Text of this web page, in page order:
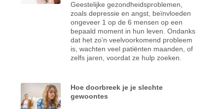
Geestelijke gezondheidsproblemen,
zoals depressie en angst, beïnvloeden
ongeveer 1 op de 6 mensen op een
bepaald moment in hun leven. Ondanks
dat het zo’n veelvoorkomend probleem
is, wachten veel patiënten maanden, of
zelfs jaren, voordat ze hulp zoeken.
Hoe doorbreek je je slechte
gewoontes